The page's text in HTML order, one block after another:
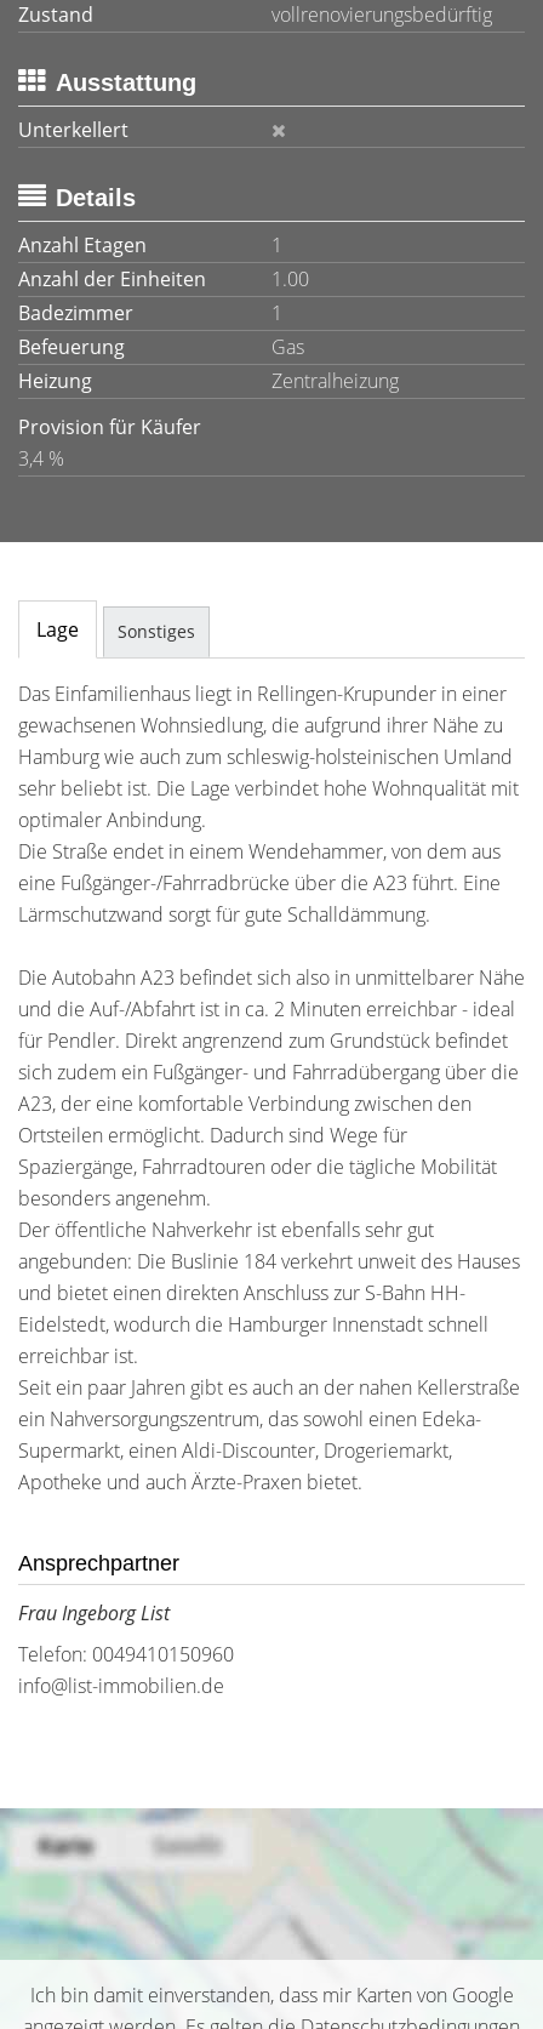
Zustand
vollrenovierungsbedürftig
Ausstattung
Unterkellert
Details
Anzahl Etagen
1
Anzahl der Einheiten
1.00
Badezimmer
1
Befeuerung
Gas
Heizung
Zentralheizung
Provision für Käufer
3,4 %
Lage Sonstiges
Das Einfamilienhaus liegt in Rellingen-Krupunder in einer
gewachsenen Wohnsiedlung, die aufgrund ihrer Nähe zu
Hamburg wie auch zum schleswig-holsteinischen Umland
sehr beliebt ist. Die Lage verbindet hohe Wohnqualität mit
optimaler Anbindung.
Die Straße endet in einem Wendehammer, von dem aus
eine Fußgänger-/Fahrradbrücke über die A23 führt. Eine
Lärmschutzwand sorgt für gute Schalldämmung.
Die Autobahn A23 befindet sich also in unmittelbarer Nähe
und die Auf-/Abfahrt ist in ca. 2 Minuten erreichbar - ideal
für Pendler. Direkt angrenzend zum Grundstück befindet
sich zudem ein Fußgänger- und Fahrradübergang über die
A23, der eine komfortable Verbindung zwischen den
Ortsteilen ermöglicht. Dadurch sind Wege für
Spaziergänge, Fahrradtouren oder die tägliche Mobilität
besonders angenehm.
Der öffentliche Nahverkehr ist ebenfalls sehr gut
angebunden: Die Buslinie 184 verkehrt unweit des Hauses
und bietet einen direkten Anschluss zur S-Bahn HH-
Eidelstedt, wodurch die Hamburger Innenstadt schnell
erreichbar ist.
Seit ein paar Jahren gibt es auch an der nahen Kellerstraße
ein Nahversorgungszentrum, das sowohl einen Edeka-
Supermarkt, einen Aldi-Discounter, Drogeriemarkt,
Apotheke und auch Ärzte-Praxen bietet.
Ansprechpartner
Frau Ingeborg List
Telefon: 0049410150960
info@list-immobilien.de
Ich bin damit einverstanden, dass mir Karten von Google